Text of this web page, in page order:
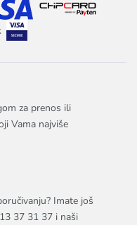
za prenos ili
Vama najviše
Imate još
37 31 37 i naši